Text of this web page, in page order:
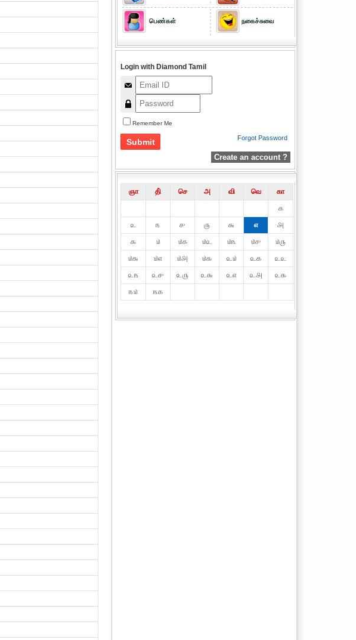
பெண்கள் நகைச்சுவை
Login with Diamond Tamil
Remember Me
Forgot Password
Create an account ?
ஞா தி் செ அ வி வெ
கா
௧
௨
௩ ௪ ௫ ௬ ௭
௮
௯
௰ ௰௧ ௰௨ ௰௩ ௰௪
௰௫
௰௬
௰௭ ௰௮ ௰௯ ௨௰ ௨௧
௨௨
௨௩
௨௪ ௨௫ ௨௬ ௨௭ ௨௮
௨௯
௩௰
௩௧